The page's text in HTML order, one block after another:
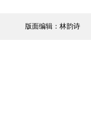
版面编辑：林韵诗